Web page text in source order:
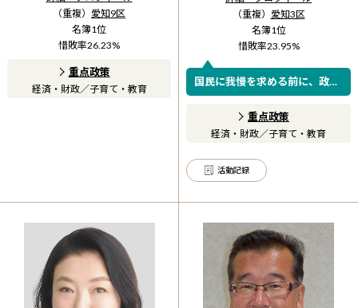
（重複） 愛知9区
名簿1位
惜敗率26.23%
重点政策
経済・財政／子育て・教育
（重複） 愛知3区
名簿1位
惜敗率23.95%
国民に我慢を求める前に、政治
が身を切れ！！！
重点政策
経済・財政／子育て・教育
活動記録